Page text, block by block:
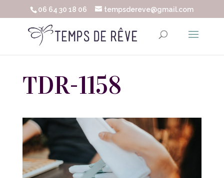
06 64 30 18 06 tempsdereve@gmail.com
TDR-1158